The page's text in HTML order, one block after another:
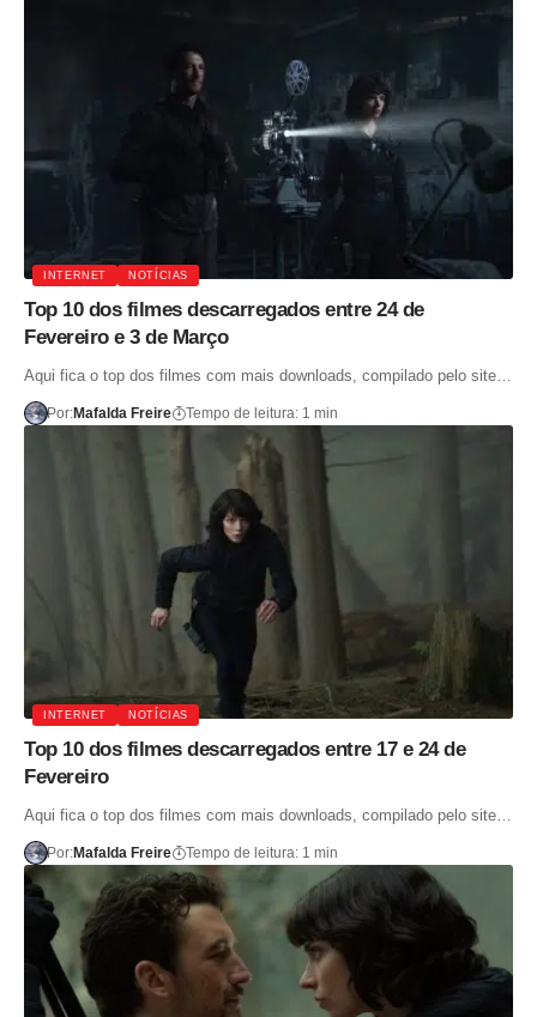
INTERNET NOTÍCIAS
Top 10 dos filmes descarregados entre 24 de
Fevereiro e 3 de Março
Aqui fica o top dos filmes com mais downloads, compilado pelo site…
Por:Mafalda Freire Tempo de leitura: 1 min
INTERNET NOTÍCIAS
Top 10 dos filmes descarregados entre 17 e 24 de
Fevereiro
Aqui fica o top dos filmes com mais downloads, compilado pelo site…
Por:Mafalda Freire Tempo de leitura: 1 min